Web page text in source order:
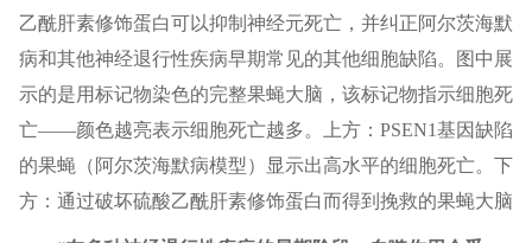
乙酰肝素修饰蛋白可以抑制神经元死亡，并纠正阿尔茨海默
病和其他神经退行性疾病早期常见的其他细胞缺陷。图中展
示的是用标记物染色的完整果蝇大脑，该标记物指示细胞死
亡——颜色越亮表示细胞死亡越多。上方：PSEN1基因缺陷
的果蝇（阿尔茨海默病模型）显示出高水平的细胞死亡。下
方：通过破坏硫酸乙酰肝素修饰蛋白而得到挽救的果蝇大脑